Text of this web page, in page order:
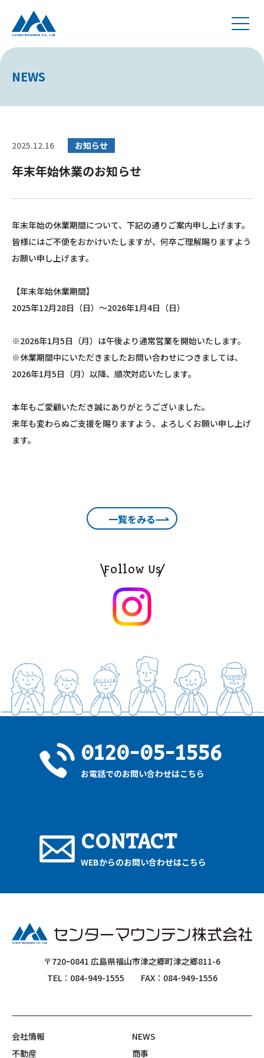
NEWS
2025.12.16 お知らせ
年末年始休業のお知らせ
年末年始の休業期間について、下記の通りご案内申し上げます。
皆様にはご不便をおかけいたしますが、何卒ご理解賜りますよう
お願い申し上げます。
【年末年始休業期間】
2025年12月28日（日）～2026年1月4日（日）
※2026年1月5日（月）は午後より通常営業を開始いたします。
※休業期間中にいただきましたお問い合わせにつきましては、
2026年1月5日（月）以降、順次対応いたします。
本年もご愛顧いただき誠にありがとうございました。
来年も変わらぬご支援を賜りますよう、よろしくお願い申し上げ
ます。
一覧をみる
Follow Us
0120-05-1556
お電話でのお問い合わせはこちら
CONTACT
WEBからのお問い合わせはこちら
〒720ｰ0841 広島県福山市津之郷町津之郷811-6
TEL：084-949-1555
FAX：084-949-1556
会社情報
NEWS
不動産
商事